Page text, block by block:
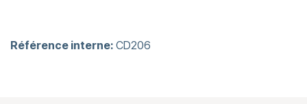
Référence interne: CD206